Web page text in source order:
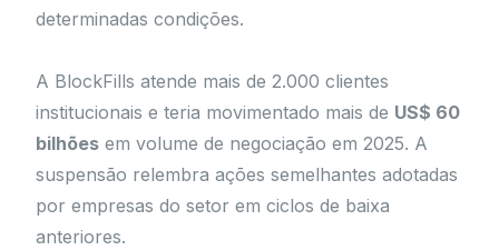
determinadas condições.
A BlockFills atende mais de 2.000 clientes
institucionais e teria movimentado mais de US$ 60
bilhões em volume de negociação em 2025. A
suspensão relembra ações semelhantes adotadas
por empresas do setor em ciclos de baixa
anteriores.